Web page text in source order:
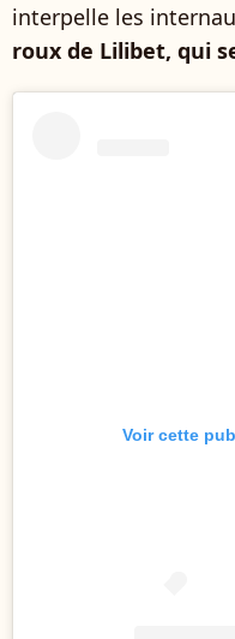
interpelle les
roux de Lilibet, qui
Voir cette